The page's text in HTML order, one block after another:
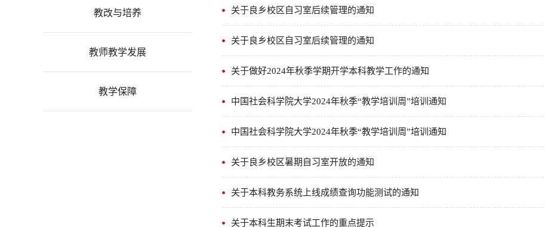
教改与培养
教师教学发展
教学保障
关于良乡校区自习室后续管理的通知
关于良乡校区自习室后续管理的通知
关于做好2024年秋季学期开学本科教学工作的通知
中国社会科学院大学2024年秋季“教学培训周”培训通知
中国社会科学院大学2024年秋季“教学培训周”培训通知
关于良乡校区暑期自习室开放的通知
关于本科教务系统上线成绩查询功能测试的通知
关于本科生期末考试工作的重点提示